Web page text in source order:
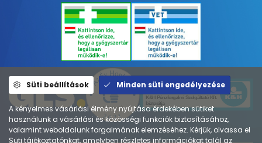
Süti beállítások Minden süti engedélyezése
A kényelmes vásárlási élmény nyújtása érdekében sütiket
használunk a vásárlási és közösségi funkciók biztosításához,
valamint weboldalunk forgalmának elemzéséhez. Kérjük, olvassa el
Süti tájékoztatónkat, amelyben részletes információkat talál az